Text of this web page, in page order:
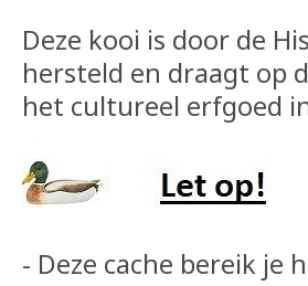
Deze kooi is door de
hersteld en draagt op
het cultureel erfgoed
- Deze cache bereik je